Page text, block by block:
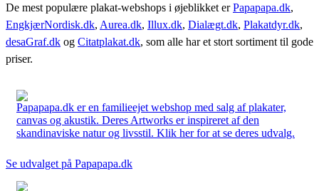
De mest populære plakat-webshops i øjeblikket erPapapapa.dk,
EngkjærNordisk.dk, Aurea.dk, Illux.dk, Dialægt.dk, Plakatdyr.dk,
desaGraf.dk og Citatplakat.dk, som alle har et stort sortiment til gode
priser.
Papapapa.dk er en familieejet webshop med salg af plakater,
canvas og akustik. Deres Artworks er inspireret af den
skandinaviske natur og livsstil. Klik her for at se deres udvalg.
Se udvalget på Papapapa.dk